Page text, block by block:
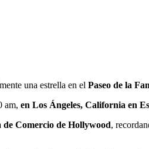
una estrella en el Paseo de la
am, en Los Ángeles, California en
de Comercio de Hollywood,